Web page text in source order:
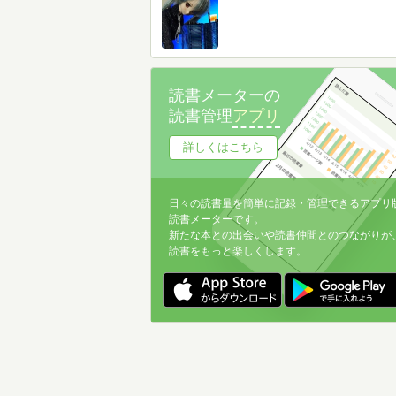
読書メーターの
読書管理アプリ
詳しくはこちら
日々の読書量を簡単に記録・管理できるアプリ
読書メーターです。
新たな本との出会いや読書仲間とのつながりが
読書をもっと楽しくします。